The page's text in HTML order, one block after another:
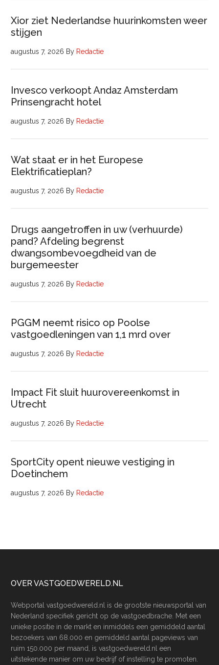
Xior ziet Nederlandse huurinkomsten weer
stijgen
augustus 7, 2026 By Redactie
Invesco verkoopt Andaz Amsterdam
Prinsengracht hotel
augustus 7, 2026 By Redactie
Wat staat er in het Europese
Elektrificatieplan?
augustus 7, 2026 By Redactie
Drugs aangetroffen in uw (verhuurde)
pand? Afdeling begrenst
dwangsombevoegdheid van de
burgemeester
augustus 7, 2026 By Redactie
PGGM neemt risico op Poolse
vastgoedleningen van 1,1 mrd over
augustus 7, 2026 By Redactie
Impact Fit sluit huurovereenkomst in
Utrecht
augustus 7, 2026 By Redactie
SportCity opent nieuwe vestiging in
Doetinchem
augustus 7, 2026 By Redactie
Footer
OVER VASTGOEDWERELD.NL
Webportal vastgoedwereld.nl is de grootste nieuwsportal van
Nederland specifiek gericht op de vastgoedbrache. Met een
unieke positie in de markt en inmiddels een gemiddeld aantal
bezoekers van 68.000 en gemiddeld aantal pageviews van
ruim 150.000 per maand, is vastgoedwereld.nl een
uitstekende manier om uw bedrijf of instelling te promoten.